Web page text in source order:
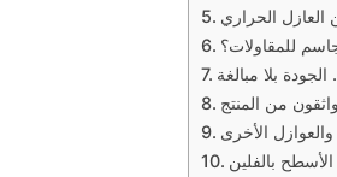
العازل الحراري
للمقاولات؟
بلا مبالغة
من المنتج
الأخرى
بالفلين